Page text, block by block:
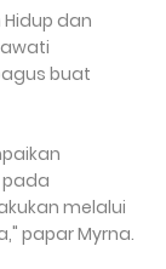
dan
buat
pada
melalui
papar Myrna.